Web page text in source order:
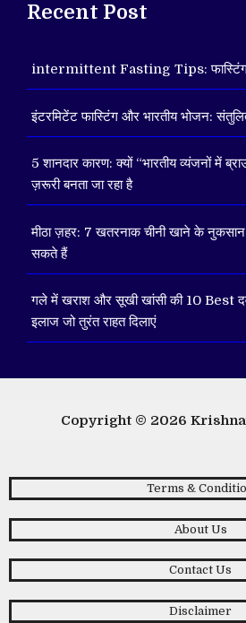
Recent Post
intermittent Fasting Tips: फास्टिंग
इंटरमिटेंट फास्टिंग और भारतीय भोजन:
5 शानदार कारण: क्यों “भारतीय व्यंजनों में
ज़रूरी बनता जा रहा है
मीठा ज़हर: 7 खतरनाक चीनी खाने के
सकते हैं
गले में खराश और सूखी खांसी की 10 Best
इलाज जो तुरंत राहत दिलाएं
Copyright © 2026
Terms &
About Us
Contact Us
Disclaimer